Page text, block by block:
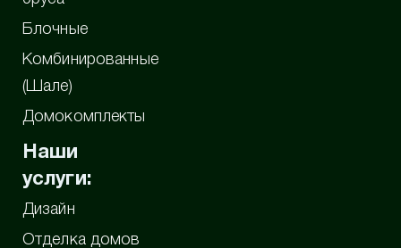
Блочные
Комбинированные
(Шале)
Домокомплекты
Наши
услуги:
Дизайн
Отделка домов